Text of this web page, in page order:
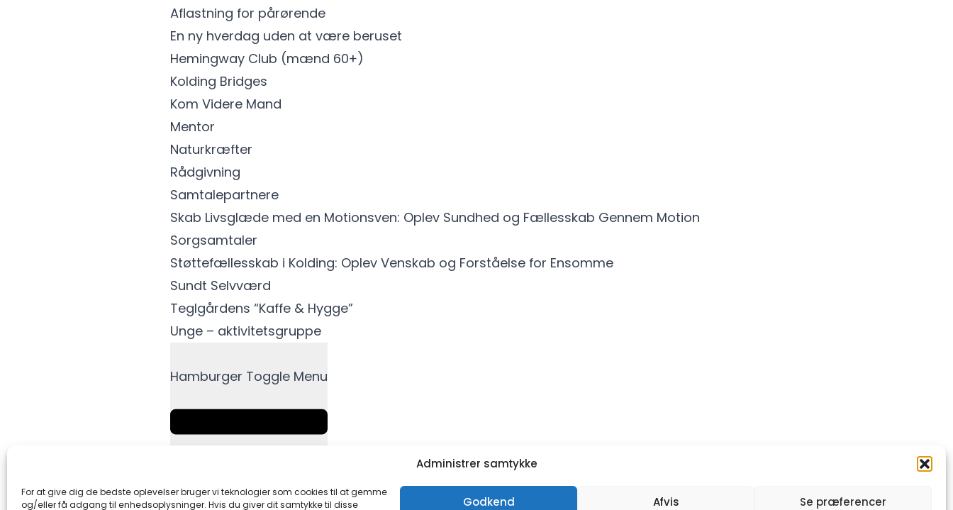
Administrer samtykke
For at give dig de bedste oplevelser bruger vi teknologier som cookies til at gemme
og/eller få adgang til enhedsoplysninger. Hvis du giver dit samtykke til disse
Godkend Afvis Se præferencer
Aflastning for pårørende
En ny hverdag uden at være beruset
Hemingway Club (mænd 60+)​
Kolding Bridges
Kom Videre Mand
Mentor
Naturkræfter
Rådgivning
Samtalepartnere
Skab Livsglæde med en Motionsven: Oplev Sundhed og Fællesskab Gennem Motion
Sorgsamtaler
Støttefællesskab i Kolding: Oplev Venskab og Forståelse for Ensomme
Sundt Selvværd
Teglgårdens “Kaffe & Hygge”
Unge – aktivitetsgruppe
Hamburger Toggle Menu